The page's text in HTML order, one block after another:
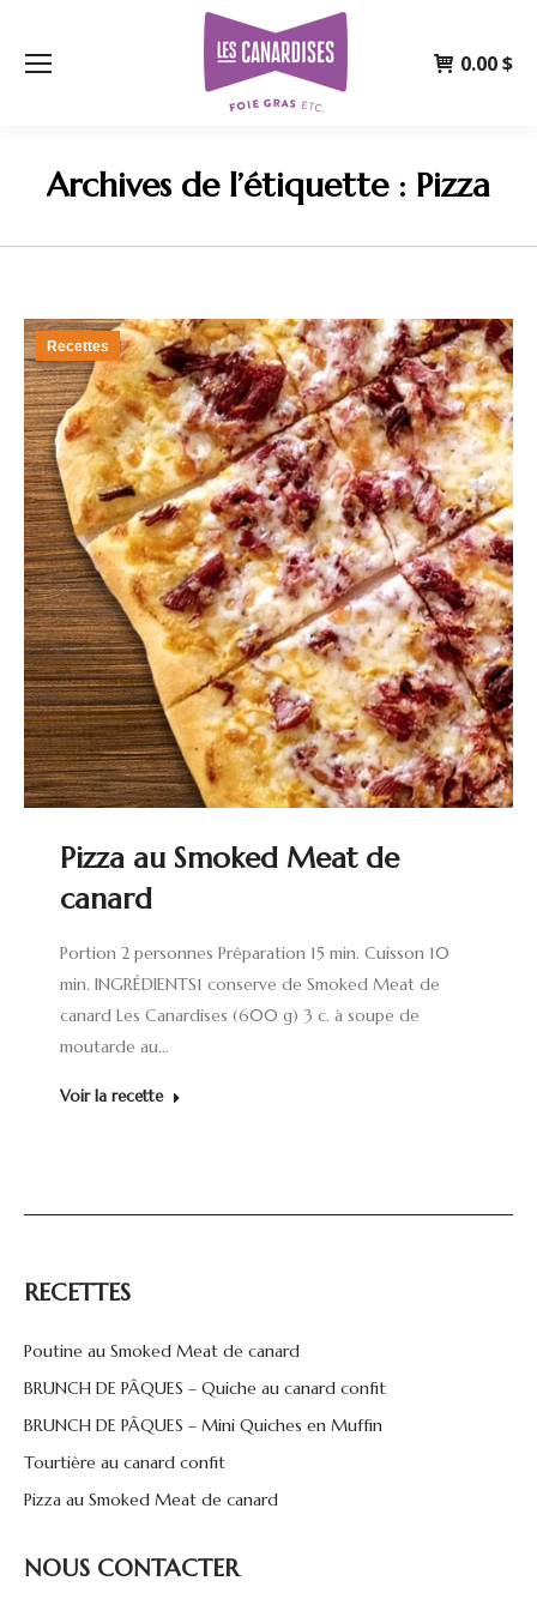
0.00$
Archives de l’étiquette : Pizza
Recettes
Pizza au Smoked Meat de
canard
Portion 2 personnes Préparation 15 min. Cuisson 10
min. INGRÉDIENTS1 conserve de Smoked Meat de
canard Les Canardises (600 g) 3 c. à soupe de
moutarde au…
Voir la recette
RECETTES
Poutine au Smoked Meat de canard
BRUNCH DE PÂQUES – Quiche au canard confit
BRUNCH DE PÂQUES – Mini Quiches en Muffin
Tourtière au canard confit
Pizza au Smoked Meat de canard
NOUS CONTACTER